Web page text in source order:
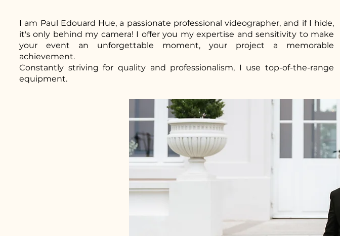
I am Paul Edouard Hue, a passionate professional videographer, and if I hide,
it's only behind my camera! I offer you my expertise and sensitivity to make
your event an unforgettable moment, your project a memorable
achievement.
Constantly striving for quality and professionalism, I use top-of-the-range
equipment.